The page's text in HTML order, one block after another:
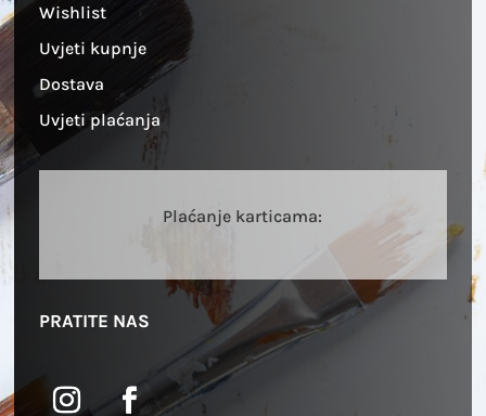
Wishlist
Uvjeti kupnje
Dostava
Uvjeti plaćanja
Plaćanje karticama:
PRATITE NAS